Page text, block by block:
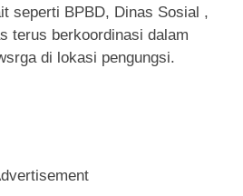
seperti BPBD, Dinas Sosial ,
terus berkoordinasi dalam
di lokasi pengungsi.